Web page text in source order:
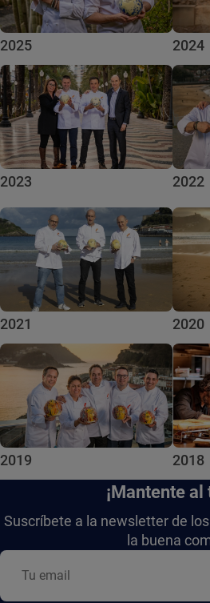
2025 2024
2023 2022
2021 2020
2019 2018
¡Mantente al
Suscríbete a la newsletter de
la buena